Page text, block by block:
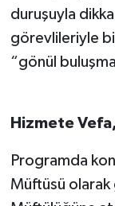
duruşuyla
görevlileriyle
“gönül
Hizmete
Programda
Müftüsü olarak